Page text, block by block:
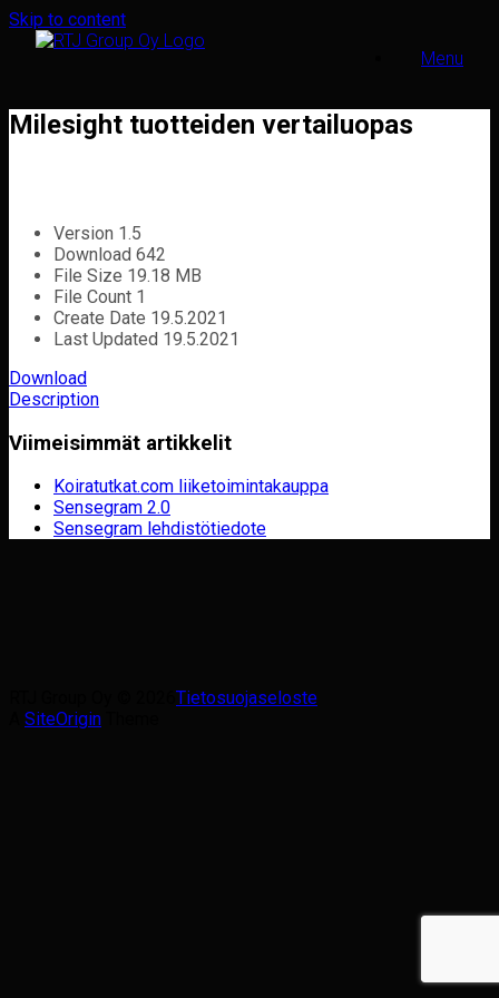
Skip to content
Menu
Milesight tuotteiden vertailuopas
Version 1.5
Download 642
File Size 19.18 MB
File Count 1
Create Date 19.5.2021
Last Updated 19.5.2021
Download
Description
Viimeisimmät artikkelit
Koiratutkat.com liiketoimintakauppa
Sensegram 2.0
Sensegram lehdistötiedote
Tietosuojaseloste
SiteOrigin